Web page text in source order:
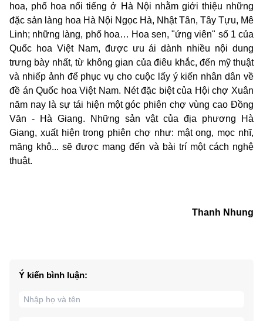
hoa, phố hoa nổi tiếng ở Hà Nội nhằm giới thiệu những
đặc sản làng hoa Hà Nội Ngọc Hà, Nhật Tân, Tây Tựu, Mê
Linh; những làng, phố hoa… Hoa sen, "ứng viên" số 1 của
Quốc hoa Việt Nam, được ưu ái dành nhiều nội dung
trưng bày nhất, từ không gian của điêu khắc, đến mỹ thuật
và nhiếp ảnh để phục vụ cho cuộc lấy ý kiến nhân dân về
đề án Quốc hoa Việt Nam. Nét đặc biệt của Hội chợ Xuân
năm nay là sự tái hiện một góc phiên chợ vùng cao Đồng
Văn - Hà Giang. Những sản vật của địa phương Hà
Giang, xuất hiện trong phiên chợ như: mật ong, mọc nhĩ,
măng khô... sẽ được mang đến và bài trí một cách nghệ
thuật.
Thanh Nhung
Ý kiến bình luận: